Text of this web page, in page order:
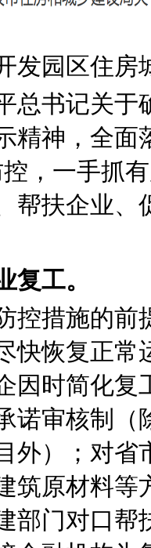
发园区住
总书记关
精神，全
，一手抓
帮扶企业、
复工。
控措施的前
快恢复正常
因时简化
诺审核制（
外）；对省
筑原材料等
部门对口